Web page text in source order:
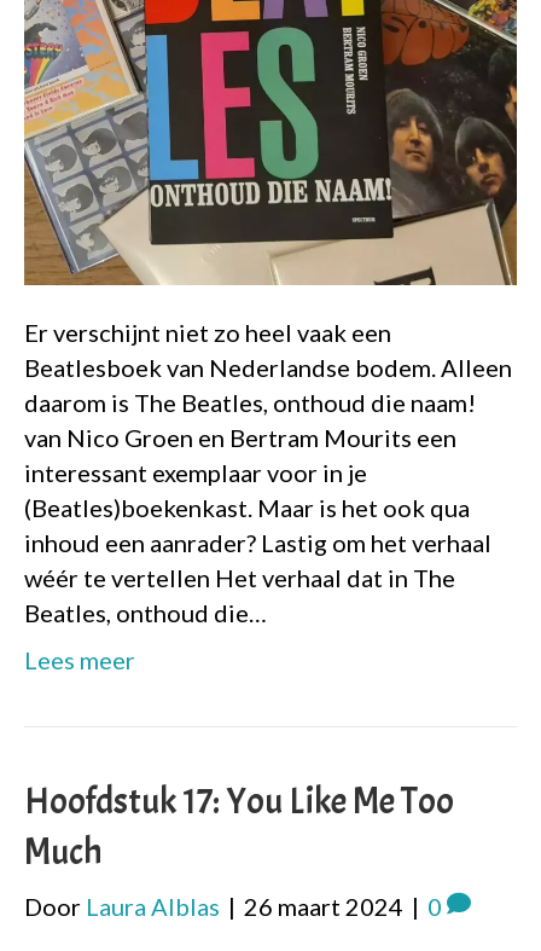
Er verschijnt niet zo heel vaak een
Beatlesboek van Nederlandse bodem. Alleen
daarom is The Beatles, onthoud die naam!
van Nico Groen en Bertram Mourits een
interessant exemplaar voor in je
(Beatles)boekenkast. Maar is het ook qua
inhoud een aanrader? Lastig om het verhaal
wéér te vertellen Het verhaal dat in The
Beatles, onthoud die…
Lees meer
Hoofdstuk 17: You Like Me Too
Much
Door Laura Alblas | 26 maart 2024 | 0